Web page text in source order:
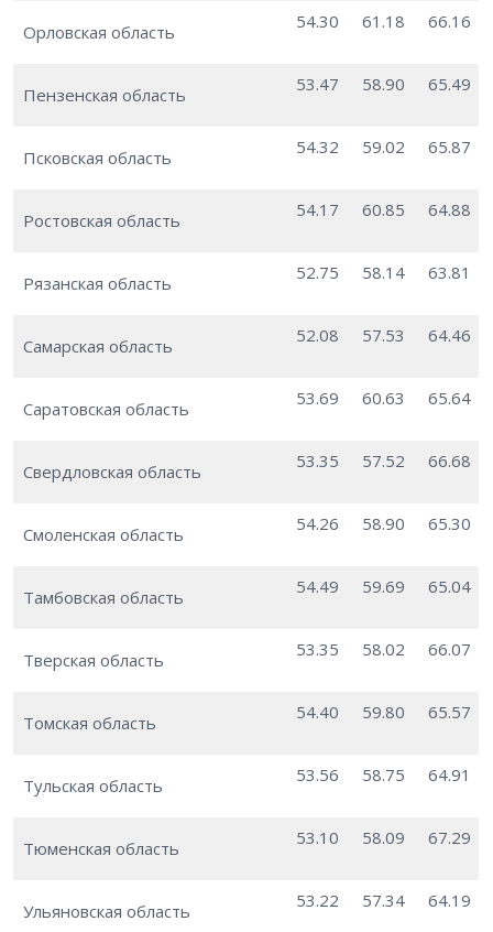
Орловская область 54.30 61.18 66.16
Пензенская область 53.47 58.90 65.49
Псковская область 54.32 59.02 65.87
Ростовская область 54.17 60.85 64.88
Рязанская область 52.75 58.14 63.81
Самарская область 52.08 57.53 64.46
Саратовская область 53.69 60.63 65.64
Свердловская область 53.35 57.52 66.68
Смоленская область 54.26 58.90 65.30
Тамбовская область 54.49 59.69 65.04
Тверская область 53.35 58.02 66.07
Томская область 54.40 59.80 65.57
Тульская область 53.56 58.75 64.91
Тюменская область 53.10 58.09 67.29
Ульяновская область 53.22 57.34 64.19